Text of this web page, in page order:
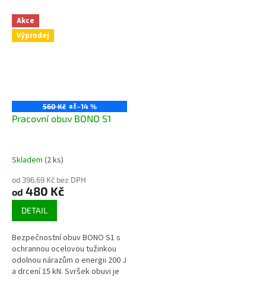
Akce
Výprodej
560 Kč až–14 %
Pracovní obuv BONO S1
Skladem (2 ks)
od 396,69 Kč bez DPH
od 480 Kč
DETAIL
Bezpečnostní obuv BONO S1 s
ochrannou ocelovou tužinkou
odolnou nárazům o energii 200 J
a drcení 15 kN. Svršek obuvi je